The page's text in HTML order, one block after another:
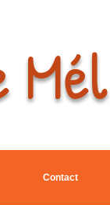
Mél
Contact